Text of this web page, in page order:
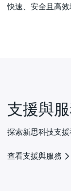
快速、安全且高效
支援與
探索新思科技支援
查看支援與服務